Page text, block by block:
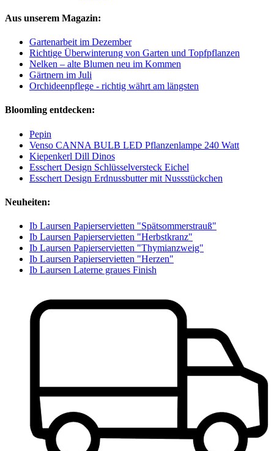
Aus unserem Magazin:
Gartenarbeit im Dezember
Richtige Überwinterung von Garten und Topfpflanzen
Nelken – alte Blumen neu im Kommen
Gärtnern im Juli
Orchideenpflege - richtig währt am längsten
Bloomling entdecken:
Pepin
Venso CANNA BULB LED Pflanzenlampe 240 Watt
Kiepenkerl Dill Dinos
Esschert Design Schlüsselversteck Eichel
Esschert Design Erdnussbutter mit Nussstückchen
Neuheiten:
Ib Laursen Papierservietten "Spätsommerstrauß"
Ib Laursen Papierservietten "Herbstkranz"
Ib Laursen Papierservietten "Thymianzweig"
Ib Laursen Papierservietten "Herzen"
Ib Laursen Laterne graues Finish